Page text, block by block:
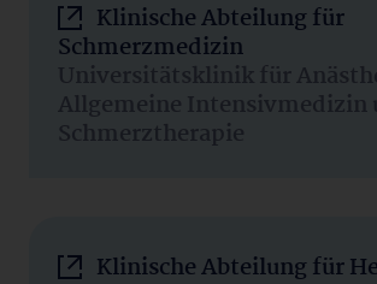
Klinische Abteilung für
Schmerzmedizin
Universitätsklinik für
Allgemeine Intensivmedizin
Schmerztherapie
Klinische Abteilung für